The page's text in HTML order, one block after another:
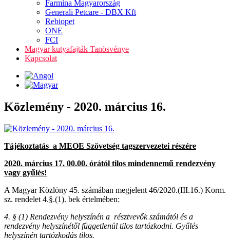
Farmina Magyarország
Generali Petcare - DBX Kft
Rebiopet
ONE
FCI
Magyar kutyafajták Tanösvénye
Kapcsolat
Közlemény - 2020. március 16.
Tájékoztatás a MEOE Szövetség tagszervezetei részére
2020. március 17. 00.00. órától tilos mindennemű rendezvény
vagy gyűlés!
A Magyar Közlöny 45. számában megjelent 46/2020.(III.16.) Korm.
sz. rendelet 4.§.(1). bek értelmében:
4. § (1) Rendezvény helyszínén a résztvevők számától és a
rendezvény helyszínétől függetlenül tilos tartózkodni. Gyűlés
helyszínén tartózkodás tilos.